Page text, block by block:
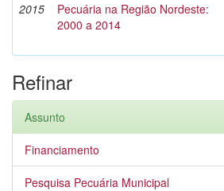
2015
Pecuária na Região Nordeste:
2000 a 2014
Refinar
Assunto
Financiamento
Pesquisa Pecuária Municipal